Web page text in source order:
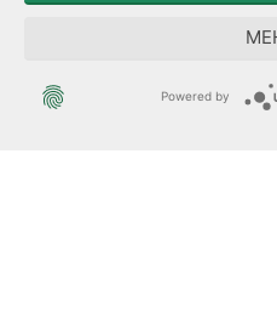
Sächsische
Powered by